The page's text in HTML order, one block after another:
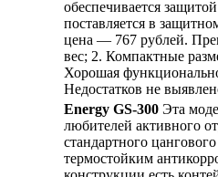
обеспечивается
поставляется в
цена — 767 рублей.
вес; 2. Компактные
Хорошая
Недостатков не
Energy GS-300 Эта
любителей активного
стандартного
термостойким